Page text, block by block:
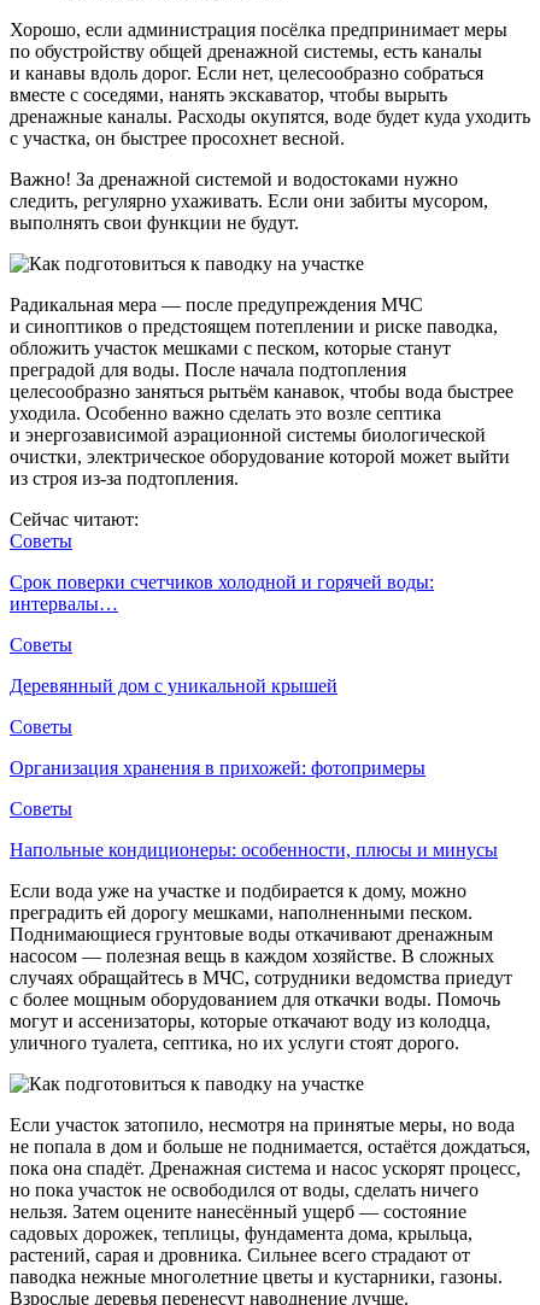
Хорошо, если администрация посёлка предпринимает меры
по обустройству общей дренажной системы, есть каналы
и канавы вдоль дорог. Если нет, целесообразно собраться
вместе с соседями, нанять экскаватор, чтобы вырыть
дренажные каналы. Расходы окупятся, воде будет куда уходить
с участка, он быстрее просохнет весной.
Важно! За дренажной системой и водостоками нужно
следить, регулярно ухаживать. Если они забиты мусором,
выполнять свои функции не будут.
Радикальная мера — после предупреждения МЧС
и синоптиков о предстоящем потеплении и риске паводка,
обложить участок мешками с песком, которые станут
преградой для воды. После начала подтопления
целесообразно заняться рытьём канавок, чтобы вода быстрее
уходила. Особенно важно сделать это возле септика
и энергозависимой аэрационной системы биологической
очистки, электрическое оборудование которой может выйти
из строя из-за подтопления.
Сейчас читают:
Советы
Срок поверки счетчиков холодной и горячей воды:
интервалы…
Советы
Деревянный дом с уникальной крышей
Советы
Организация хранения в прихожей: фотопримеры
Советы
Напольные кондиционеры: особенности, плюсы и минусы
Если вода уже на участке и подбирается к дому, можно
преградить ей дорогу мешками, наполненными песком.
Поднимающиеся грунтовые воды откачивают дренажным
насосом — полезная вещь в каждом хозяйстве. В сложных
случаях обращайтесь в МЧС, сотрудники ведомства приедут
с более мощным оборудованием для откачки воды. Помочь
могут и ассенизаторы, которые откачают воду из колодца,
уличного туалета, септика, но их услуги стоят дорого.
Если участок затопило, несмотря на принятые меры, но вода
не попала в дом и больше не поднимается, остаётся дождаться,
пока она спадёт. Дренажная система и насос ускорят процесс,
но пока участок не освободился от воды, сделать ничего
нельзя. Затем оцените нанесённый ущерб — состояние
садовых дорожек, теплицы, фундамента дома, крыльца,
растений, сарая и дровника. Сильнее всего страдают от
паводка нежные многолетние цветы и кустарники, газоны.
Взрослые деревья перенесут наводнение лучше.